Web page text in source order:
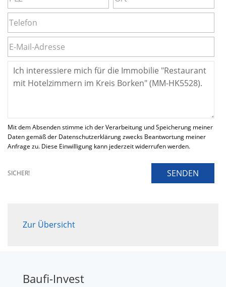
Mit dem Absenden stimme ich der Verarbeitung und Speicherung meiner
Daten gemäß der Datenschutzerklärung zwecks Beantwortung meiner
Anfrage zu. Diese Einwilligung kann jederzeit widerrufen werden.
SICHER! SENDEN
Zur Übersicht
Baufi-Invest